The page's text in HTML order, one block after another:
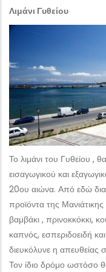
Λιμάνι Γυθείου
Το λιμάνι του Γυθείου ,
εισαγωγικού και
20ου αιώνα. Από εδώ
προϊόντα της
βαμβάκι , πρινοκκόκκι,
καπνός, εσπεριδοειδή
διευκόλυνε η απευθείας
Τον ίδιο δρόμο ωστόσο